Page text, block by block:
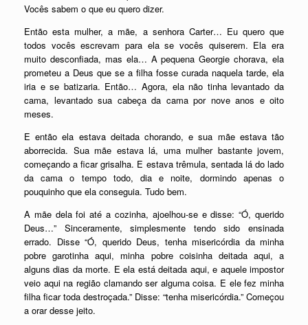
Vocês sabem o que eu quero dizer.
Então esta mulher, a mãe, a senhora Carter… Eu quero que
todos vocês escrevam para ela se vocês quiserem. Ela era
muito desconfiada, mas ela… A pequena Georgie chorava, ela
prometeu a Deus que se a filha fosse curada naquela tarde, ela
iria e se batizaria. Então… Agora, ela não tinha levantado da
cama, levantado sua cabeça da cama por nove anos e oito
meses.
E então ela estava deitada chorando, e sua mãe estava tão
aborrecida. Sua mãe estava lá, uma mulher bastante jovem,
começando a ficar grisalha. E estava trêmula, sentada lá do lado
da cama o tempo todo, dia e noite, dormindo apenas o
pouquinho que ela conseguia. Tudo bem.
A mãe dela foi até a cozinha, ajoelhou-se e disse: “Ó, querido
Deus…” Sinceramente, simplesmente tendo sido ensinada
errado. Disse “Ó, querido Deus, tenha misericórdia da minha
pobre garotinha aqui, minha pobre coisinha deitada aqui, a
alguns dias da morte. E ela está deitada aqui, e aquele impostor
veio aqui na região clamando ser alguma coisa. E ele fez minha
filha ficar toda destroçada.” Disse: “tenha misericórdia.” Começou
a orar desse jeito.